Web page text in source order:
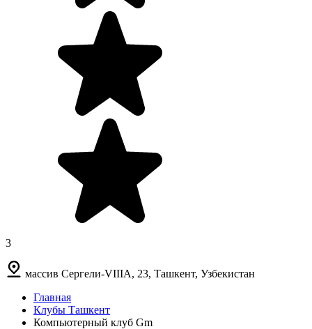
3
массив Сергели-VIIIА, 23, Ташкент, Узбекистан
Главная
Клубы Ташкент
Компьютерный клуб Gm